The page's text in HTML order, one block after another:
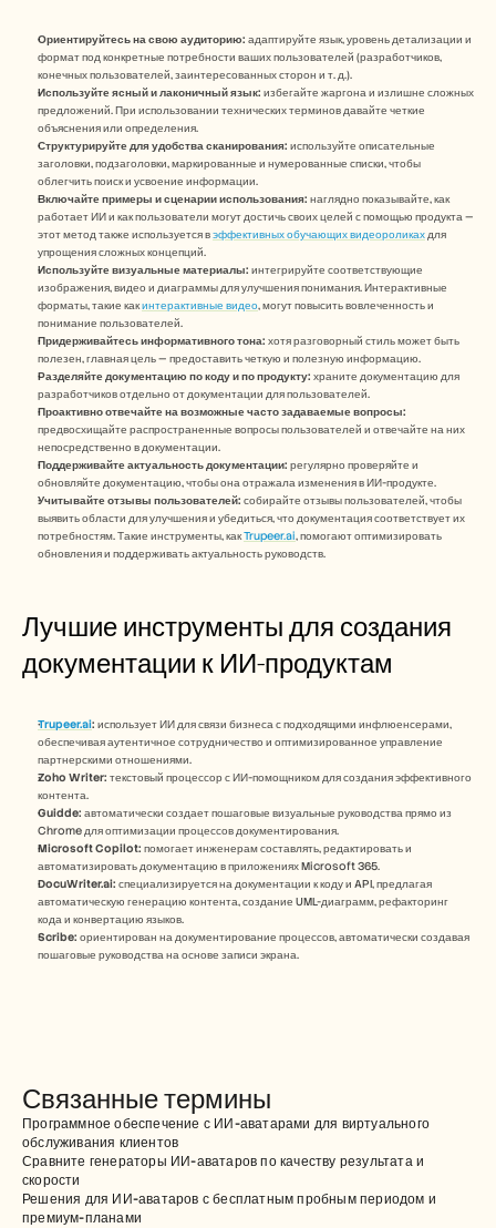
Ориентируйтесь на свою аудиторию: адаптируйте язык, уровень детализации и
формат под конкретные потребности ваших пользователей (разработчиков,
конечных пользователей, заинтересованных сторон и т. д.).
Используйте ясный и лаконичный язык: избегайте жаргона и излишне сложных
предложений. При использовании технических терминов давайте четкие
объяснения или определения.
Структурируйте для удобства сканирования: используйте описательные
заголовки, подзаголовки, маркированные и нумерованные списки, чтобы
облегчить поиск и усвоение информации.
Включайте примеры и сценарии использования: наглядно показывайте, как
работает ИИ и как пользователи могут достичь своих целей с помощью продукта —
этот метод также используется в эффективных обучающих видеороликах для
упрощения сложных концепций.
Используйте визуальные материалы: интегрируйте соответствующие
изображения, видео и диаграммы для улучшения понимания. Интерактивные
форматы, такие как интерактивные видео, могут повысить вовлеченность и
понимание пользователей.
Придерживайтесь информативного тона: хотя разговорный стиль может быть
полезен, главная цель — предоставить четкую и полезную информацию.
Разделяйте документацию по коду и по продукту: храните документацию для
разработчиков отдельно от документации для пользователей.
Проактивно отвечайте на возможные часто задаваемые вопросы:
предвосхищайте распространенные вопросы пользователей и отвечайте на них
непосредственно в документации.
Поддерживайте актуальность документации: регулярно проверяйте и
обновляйте документацию, чтобы она отражала изменения в ИИ-продукте.
Учитывайте отзывы пользователей: собирайте отзывы пользователей, чтобы
выявить области для улучшения и убедиться, что документация соответствует их
потребностям. Такие инструменты, как Trupeer.ai, помогают оптимизировать
обновления и поддерживать актуальность руководств.
Лучшие инструменты для создания
документации к ИИ-продуктам
Trupeer.ai: использует ИИ для связи бизнеса с подходящими инфлюенсерами,
обеспечивая аутентичное сотрудничество и оптимизированное управление
партнерскими отношениями.
Zoho Writer: текстовый процессор с ИИ-помощником для создания эффективного
контента.
Guidde: автоматически создает пошаговые визуальные руководства прямо из
Chrome для оптимизации процессов документирования.
Microsoft Copilot: помогает инженерам составлять, редактировать и
автоматизировать документацию в приложениях Microsoft 365.
DocuWriter.ai: специализируется на документации к коду и API, предлагая
автоматическую генерацию контента, создание UML-диаграмм, рефакторинг
кода и конвертацию языков.
Scribe: ориентирован на документирование процессов, автоматически создавая
пошаговые руководства на основе записи экрана.
Связанные термины
Программное обеспечение с ИИ-аватарами для виртуального
обслуживания клиентов
Сравните генераторы ИИ-аватаров по качеству результата и
скорости
Решения для ИИ-аватаров с бесплатным пробным периодом и
премиум-планами